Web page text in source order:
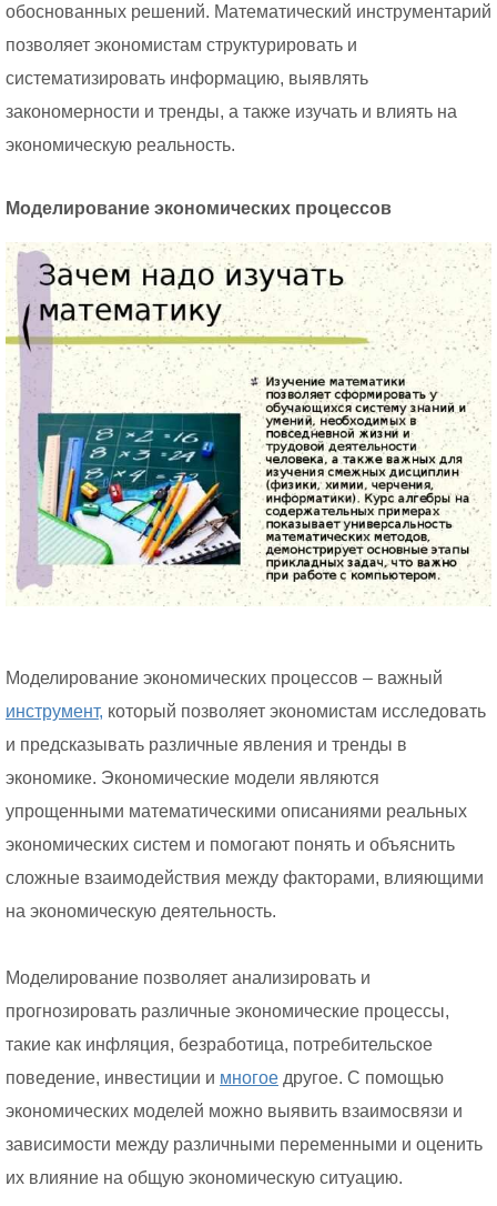
обоснованных решений. Математический инструментарий
позволяет экономистам структурировать и
систематизировать информацию, выявлять
закономерности и тренды, а также изучать и влиять на
экономическую реальность.
Моделирование экономических процессов
Моделирование экономических процессов – важный
инструмент, который позволяет экономистам исследовать
и предсказывать различные явления и тренды в
экономике. Экономические модели являются
упрощенными математическими описаниями реальных
экономических систем и помогают понять и объяснить
сложные взаимодействия между факторами, влияющими
на экономическую деятельность.
Моделирование позволяет анализировать и
прогнозировать различные экономические процессы,
такие как инфляция, безработица, потребительское
поведение, инвестиции и многое другое. С помощью
экономических моделей можно выявить взаимосвязи и
зависимости между различными переменными и оценить
их влияние на общую экономическую ситуацию.